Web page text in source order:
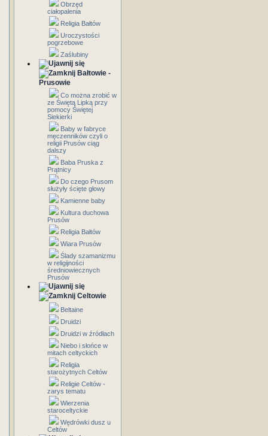
Obrzęd
ciałopalenia
Religia Bałtów
Uroczystości
pogrzebowe
Zaślubiny
Bałtowie -
Prusowie
Co można zrobić w
ze Świętą Lipką przy
pomocy Świętej
Siekierki
Baby w fabryce
męczenników czyli o
religii Prusów ciąg
dalszy
Baba Pruska z
Prątnicy
Do czego Prusom
służyły ścięte głowy
Kamienne baby
Kultura duchowa
Prusów
Religia Bałtów
Wiara Prusów
Ślady szamanizmu
w religijności
średniowiecznych
Prusów
Celtowie
Beltaine
Druidzi
Druidzi w źródłach
Niebo i słońce w
mitach celtyckich
Religia
starożytnych Celtów
Religie Celtów -
zarys tematu
Wierzenia
staroceltyckie
Wędrówki dusz u
Celtów